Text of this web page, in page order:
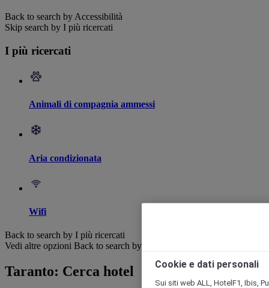
Back to search by Accessibilità
Skip search by I più ricercati
I più ricercati
Animali di compagnia ammessi
Aria condizionata
Wifi
Back to search by I più ricercati
Vedi altre opzioni Back to search by categories
Taranto: Cerca hotel Cookie e dati personali
Sui siti web ALL, HotelF1, Ibis,